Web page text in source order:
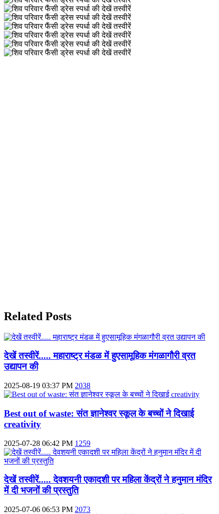
Related Posts
देखें तस्वीरें..... महाराष्ट्र मंडळ में हुएसामूहिक मंगळागौरी व्रत
उद्यापन की
2025-08-19 03:37 PM 2038
Best out of waste: संत ज्ञानेश्वर स्कूल के बच्चों ने दिखाई
creativity
2025-07-28 06:42 PM 1259
देखें तस्वीरें..... देवशयनी एकादशी पर महिला केंद्रों ने हनुमान मंदिर
में दी भजनों की प्रस्तुति
2025-07-06 06:53 PM 2073